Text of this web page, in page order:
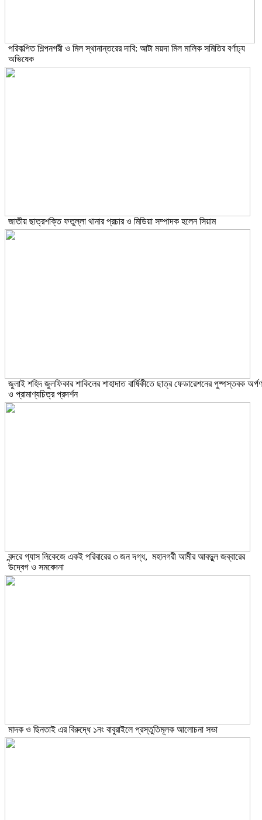
পরিকল্পিত শিল্পনগরী ও মিল স্থানান্তরের দাবি: আটা ময়দা মিল মালিক সমিতির বর্ণাঢ্য
অভিষেক
জাতীয় ছাত্রশক্তি ফতুল্লা থানার প্রচার ও মিডিয়া সম্পাদক হলেন সিয়াম
​জুলাই শহিদ জুলফিকার শাকিলের শাহাদাত বার্ষিকীতে ছাত্র ফেডারেশনের পুষ্পস্তবক অর্পণ
ও প্রামাণ্যচিত্র প্রদর্শন
বন্দরে গ্যাস লিকেজে একই পরিবারের ৩ জন দগ্ধ, মহানগরী আমীর আবদুুল জব্বারের
উদ্বেগ ও সমবেদনা
মাদক ও ছিনতাই এর বিরুদ্ধে ১নং বাবুরাইলে প্রস্তুতিমূলক আলোচনা সভা